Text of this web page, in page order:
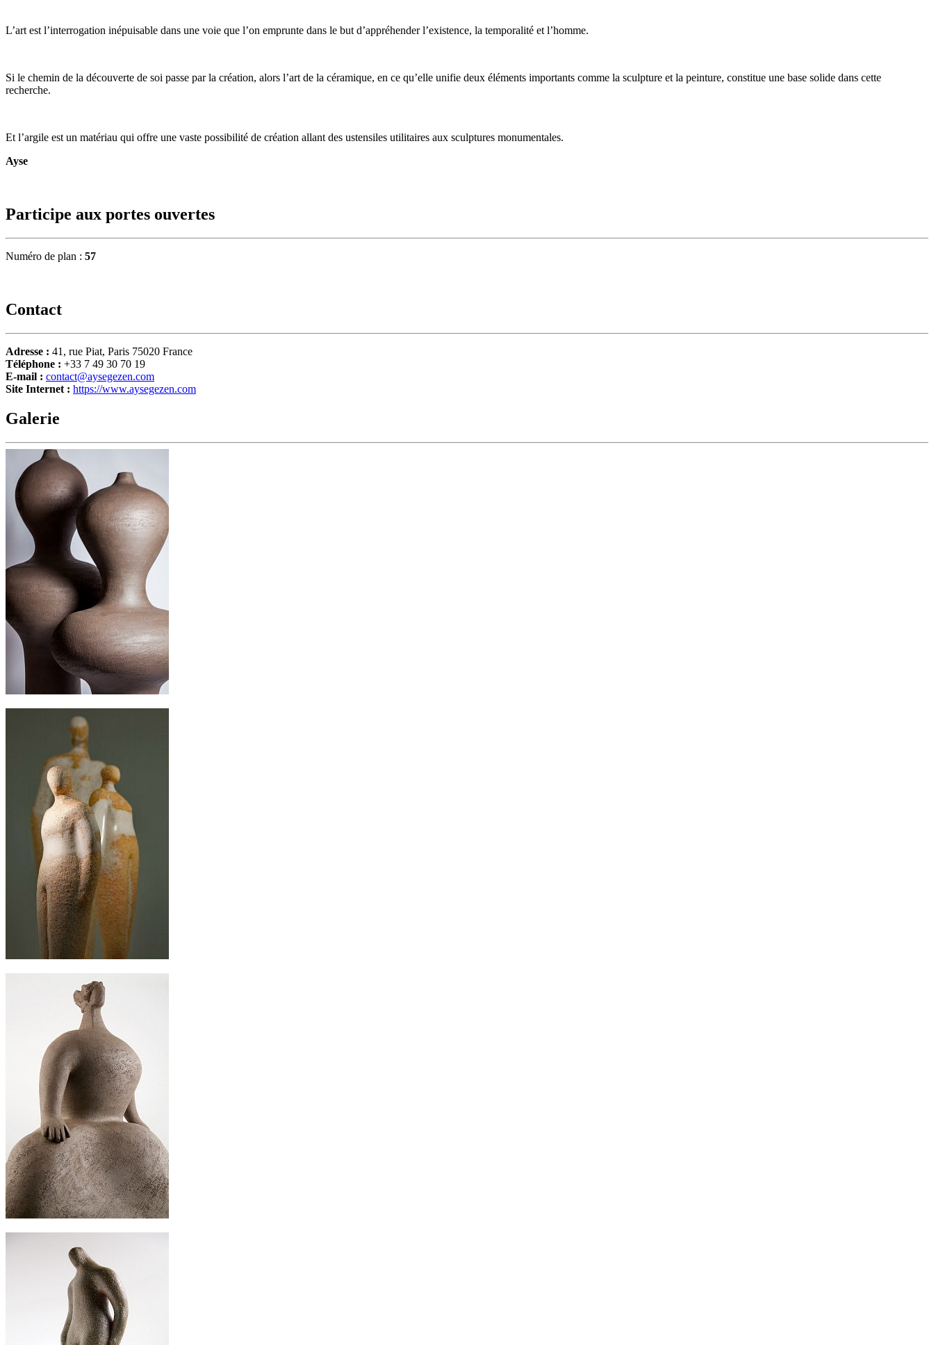
L’art est l’interrogation inépuisable dans une voie que l’on emprunte dans le but d’appréhender l’existence, la temporalité et l’homme.
Si le chemin de la découverte de soi passe par la création, alors l’art de la céramique, en ce qu’elle unifie deux éléments importants comme la sculpture et la peinture, constitue une base solide dans cette
recherche.
Et l’argile est un matériau qui offre une vaste possibilité de création allant des ustensiles utilitaires aux sculptures monumentales.
Ayse
Participe aux portes ouvertes
Numéro de plan : 57
Contact
Adresse : 41, rue Piat, Paris 75020 France
Téléphone : +33 7 49 30 70 19
E-mail : contact@aysegezen.com
Site Internet : https://www.aysegezen.com
Galerie